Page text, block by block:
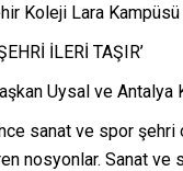
Koleji Lara
İLERİ TAŞIR’
Uysal ve
sanat ve spor şehri
nosyonlar. Sanat ve